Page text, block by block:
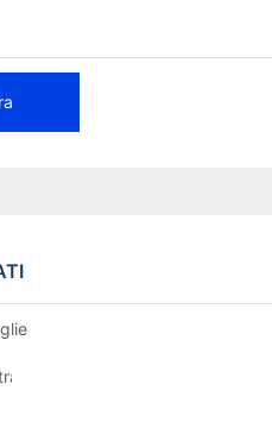
freno affidabili per la tua attività
i rivenditori di pastiglie freno